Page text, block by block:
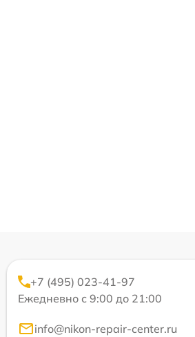
+7 (495) 023-41-97
Ежедневно с 9:00 до 21:00
info@nikon-repair-center.ru